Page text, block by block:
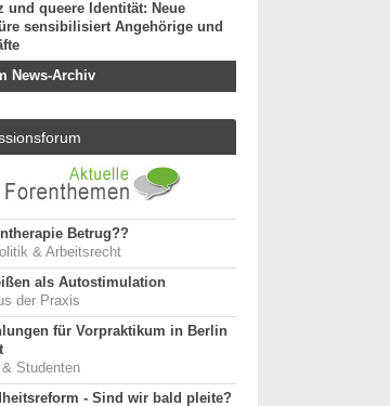
und queere Identität: Neue
sensibilisiert Angehörige und
News-Archiv
Betrug??
& Arbeitsrecht
als Autostimulation
der Praxis
für Vorpraktikum in Berlin
Studenten
- Sind wir bald pleite?